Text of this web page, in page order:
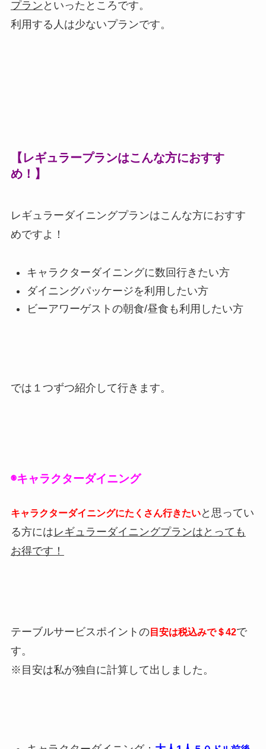
プラン といったところです。
利用する人は少ないプランです。
【レギュラープランはこんな方におすす
め！】
レギュラーダイニングプランはこんな方におすす
めですよ！
キャラクターダイニングに数回行きたい方
ダイニングパッケージを利用したい方
ビーアワーゲストの朝食/昼食も利用したい方
では１つずつ紹介して行きます。
◉キャラクターダイニング
キャラクターダイニングにたくさん行きたいと思ってい
る方にはレギュラーダイニングプランはとっても
お得です！
テーブルサービスポイントの目安は税込みで＄42で
す。
※目安は私が独自に計算して出しました。